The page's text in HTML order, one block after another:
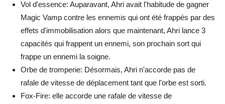
Vol d'essence: Auparavant, Ahri avait l'habitude de gagner
Magic Vamp contre les ennemis qui ont été frappés par des
effets d'immobilisation alors que maintenant, Ahri lance 3
capacités qui frappent un ennemi, son prochain sort qui
frappe un ennemi la soigne.
Orbe de tromperie: Désormais, Ahri n'accorde pas de
rafale de vitesse de déplacement tant que l'orbe est sorti.
Fox-Fire: elle accorde une rafale de vitesse de